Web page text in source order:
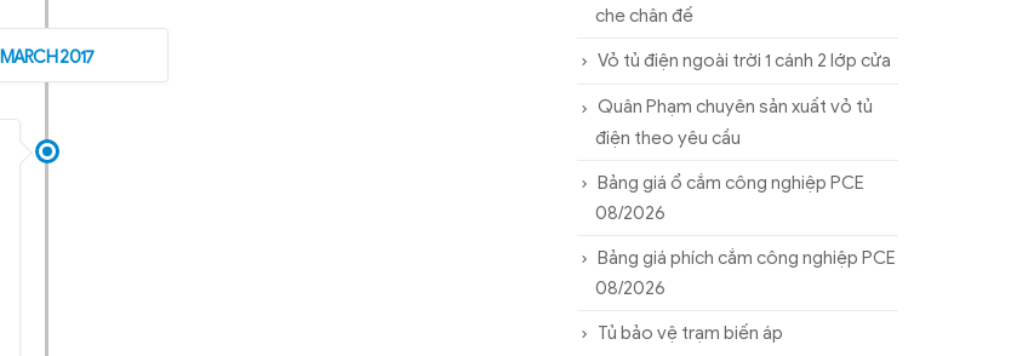
MARCH 2017
che chân đế
Vỏ tủ điện ngoài trời 1 cánh 2 lớp cửa
Quân Phạm chuyên sản xuất vỏ tủ
điện theo yêu cầu
Bảng giá ổ cắm công nghiệp PCE
08/2026
Bảng giá phích cắm công nghiệp PCE
08/2026
Tủ bảo vệ trạm biến áp